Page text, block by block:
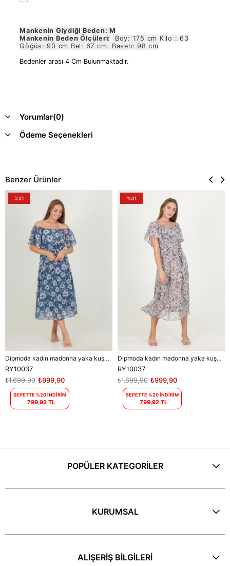
Mankenin Giydiği Beden: M
Mankenin Beden Ölçüleri:
Boy: 175 cm Kilo : 63
Göğüs: 90 cm Bel: 67 cm Basen: 98 cm
Bedenler arası 4 Cm Bulunmaktadır.
Yorumlar(0)
Ödeme Seçenekleri
Benzer Ürünler
Dipmoda kadın madonna yaka kuşaklı desenli şifon elbise RY10037
RY10037
₺999,90
₺1.699,90
SEPETTE %20 İNDİRİM
799,92 TL
%41
Dipmoda kadın madonna yaka kuşaklı desenli şifon elbise RY10037
RY10037
₺999,90
₺1.699,90
SEPETTE %20 İNDİRİM
799,92 TL
%41
POPÜLER KATEGORİLER
KURUMSAL
ALIŞERİŞ BİLGİLERİ